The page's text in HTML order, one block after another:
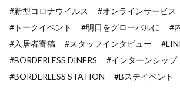
#新型コロナウイルス
#オンラインサービス
#トークイベント
#明日をグローバルに
#
#入居者寄稿
#スタッフインタビュー
#BORDERLESS DINERS
#インターンシップ
#BORDERLESS STATION
#Bステイベント